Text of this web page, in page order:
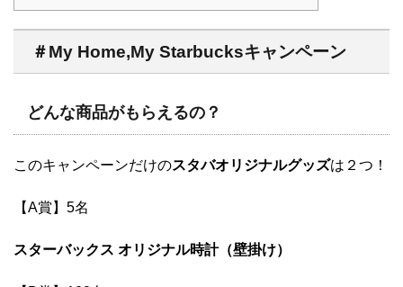
＃My Home,My Starbucksキャンペーン
どんな商品がもらえるの？
このキャンペーンだけのスタバオリジナルグッズは２つ！
【A賞】5名
スターバックス オリジナル時計（壁掛け）